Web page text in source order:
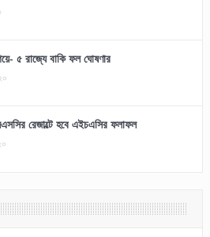
৫ রাজ্যে বাকি ফল ঘোষণার
রেজাল্টে হবে এইচএসির ফলাফল